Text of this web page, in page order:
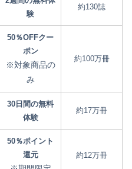
験
約130誌
50％OFFクー
ポン
※対象商品の
み
約100万冊
30日間の無料
体験
約17万冊
50％ポイント
還元
約12万冊